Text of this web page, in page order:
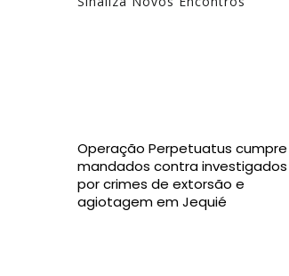
Operação Perpetuatus cumpre
mandados contra investigados
por crimes de extorsão e
agiotagem em Jequié